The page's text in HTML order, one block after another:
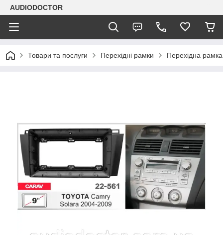
AUDIODOCTOR
Товари та послуги Перехідні рамки Перехідна